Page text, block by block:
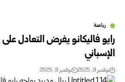
رياضة
رايو فاليكانو يفرض التعادل
الإسباني
نوفمبر 9, 2025 نوفمبر 9, 2025